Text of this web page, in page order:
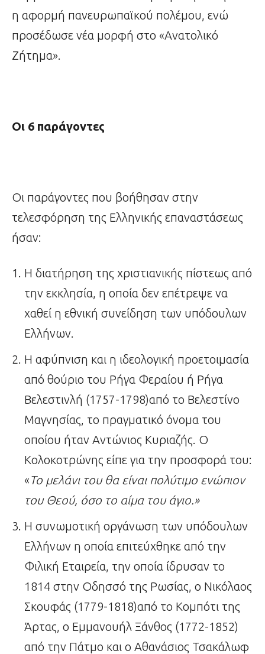
η αφορμή πανευρωπαϊκού πολέμου, ενώ
προσέδωσε νέα μορφή στο «Ανατολικό
Ζήτημα».
Οι 6 παράγοντες
Οι παράγοντες που βοήθησαν στην
τελεσφόρηση της Ελληνικής επαναστάσεως
ήσαν:
Η διατήρηση της χριστιανικής πίστεως από
την εκκλησία, η οποία δεν επέτρεψε να
χαθεί η εθνική συνείδηση των υπόδουλων
Ελλήνων.
Η αφύπνιση και η ιδεολογική προετοιμασία
από θούριο του Ρήγα Φεραίου ή Ρήγα
Βελεστινλή (1757-1798)από το Βελεστίνο
Μαγνησίας, το πραγματικό όνομα του
οποίου ήταν Αντώνιος Κυριαζής. Ο
Κολοκοτρώνης είπε για την προσφορά του:
«Το μελάνι του θα είναι πολύτιμο ενώπιον
του Θεού, όσο το αίμα του άγιο.»
Η συνωμοτική οργάνωση των υπόδουλων
Ελλήνων η οποία επιτεύχθηκε από την
Φιλική Εταιρεία, την οποία ίδρυσαν το
1814 στην Οδησσό της Ρωσίας, ο Νικόλαος
Σκουφάς (1779-1818)από το Κομπότι της
Άρτας, ο Εμμανουήλ Ξάνθος (1772-1852)
από την Πάτμο και ο Αθανάσιος Τσακάλωφ